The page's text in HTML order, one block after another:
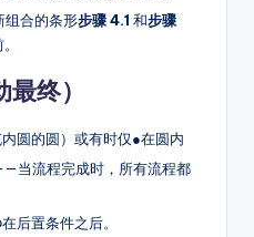
组合的条形步骤 4.1 和步骤
终）
内圆的圆）或有时仅●在圆内
当流程完成时，所有流程都
在后置条件之后。